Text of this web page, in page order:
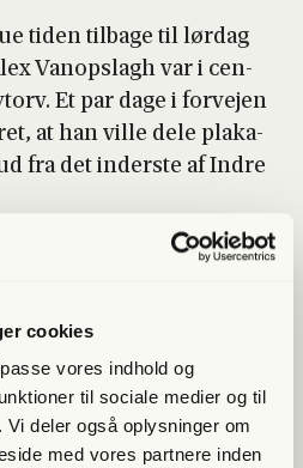
cookies
vores indhold og
til sociale medier og til
deler også oplysninger om
med vores partnere inden
tiden til­ba­ge til lør­dag
Vanop­slagh var i cen­
Et par dage i for­vej­en
at han vil­le dele pla­ka­
fra det inder­ste af Indre
jeg mødt Libe­ral Alli­an­
på en nat­klub nede
baren og del­te gra­tis
oppe på sce­nen, hvor